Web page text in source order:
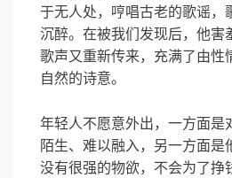
于无人处，哼唱古老的歌谣，
沉醉。在被我们发现后，他害
歌声又重新传来，充满了由性
自然的诗意。
年轻人不愿意外出，一方面是
陌生、难以融入，另一方面是
没有很强的物欲，不会为了挣